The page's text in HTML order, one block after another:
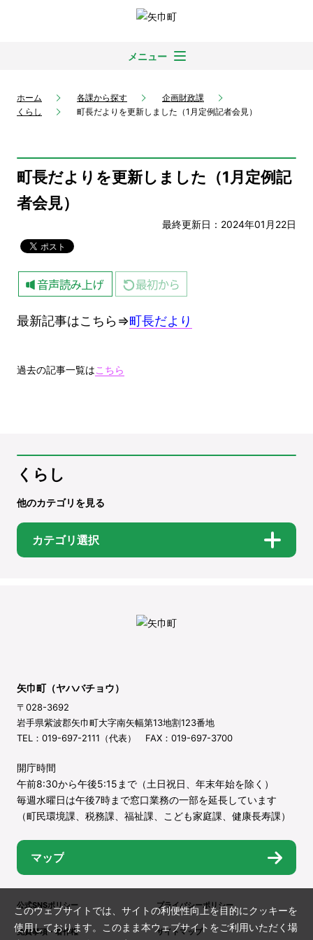
メニュー
ホーム 各課から探す
企画財政課
くらし
町長だよりを更新しました（1月定例記者会見）
町長だよりを更新しました（1月定例記
者会見）
最終更新日：2024年01月22日
最新記事はこちら⇒町長だより
過去の記事一覧はこちら
くらし
他のカテゴリを見る
カテゴリ選択
矢巾町（ヤハバチョウ）
〒028-3692
岩手県紫波郡矢巾町大字南矢幅第13地割123番地
TEL：019-697-2111（代表） FAX：019-697-3700
開庁時間
午前8:30から午後5:15まで（土日祝日、年末年始を除く）
毎週水曜日は午後7時まで窓口業務の一部を延長しています
（町民環境課、税務課、福祉課、こども家庭課、健康長寿課）
マップ
公式SNSポリシー プライバシーポリシー
免責事項・著作権 サイトマップ
このウェブサイトでは、サイトの利便性向上を目的にクッキーを
使用しております。このまま本ウェブサイトをご利用いただく場